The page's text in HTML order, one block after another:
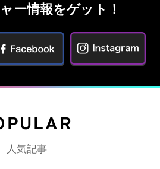
ー情報をゲット！
人気記事